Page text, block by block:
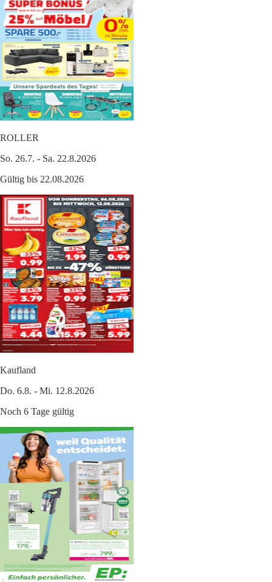
ROLLER
So. 26.7. - Sa. 22.8.2026
Gültig bis 22.08.2026
Kaufland
Do. 6.8. - Mi. 12.8.2026
Noch 6 Tage gültig